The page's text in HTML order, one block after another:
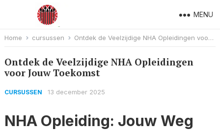
MENU
Home cursussen Ontdek de Veelzijdige NHA Opleidingen voor Jouw Toekomst
Ontdek de Veelzijdige NHA Opleidingen
voor Jouw Toekomst
CURSUSSEN 13 december 2025
NHA Opleiding: Jouw Weg